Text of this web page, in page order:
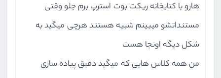
هارو با کتابخانه ریکت بوت استرپ برم جلو وقتی
مستنداتشو میبینم شبیه هستند هرچی میگید به
شکل دیگه اونجا هست
من همه کلاس هایی که میگید دقیق پیاده سازی